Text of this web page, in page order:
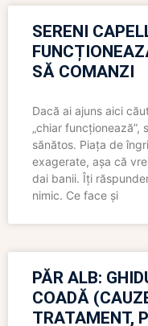
SERENI
SĂ COMANZI
Dacă ai ajuns aici
„chiar funcționează”,
sănătos. Piața de
exagerate, așa că
dai banii. Îți
nimic. Ce face și
PĂR ALB:
COADĂ
TRATAMENT,